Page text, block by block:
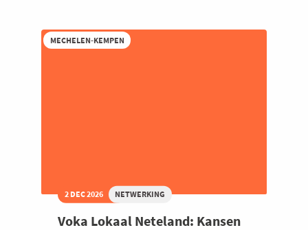
Future
of
MECHELEN-KEMPEN
2 DEC 2026 NETWERKING
Voka Lokaal Neteland: Kansen